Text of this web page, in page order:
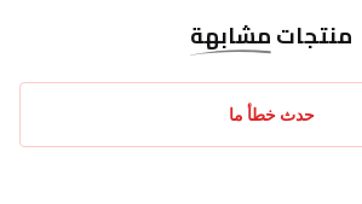
منتجاتمشابهة
حدث خطأ ما